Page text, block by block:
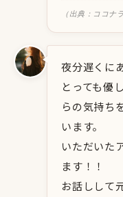
（出典：ココナ
夜分遅くに
とっても優
らの気持ち
います。
いただいた
ます！！
お話しして